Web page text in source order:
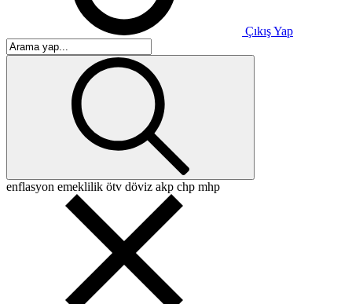
Çıkış Yap
enflasyon emeklilik ötv döviz akp chp mhp